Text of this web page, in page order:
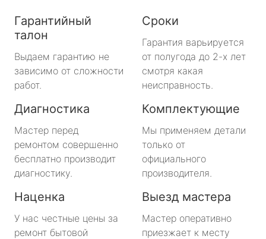
Гарантийный
талон
Выдаем гарантию не
зависимо от сложности
работ.
Сроки
Гарантия варьируется
от полугода до 2-х лет
смотря какая
неисправность.
Диагностика
Мастер перед
ремонтом совершенно
бесплатно производит
диагностику.
Комплектующие
Мы применяем детали
только от
официального
производителя.
Наценка
У нас честные цены за
ремонт бытовой
Выезд мастера
Мастер оперативно
приезжает к месту